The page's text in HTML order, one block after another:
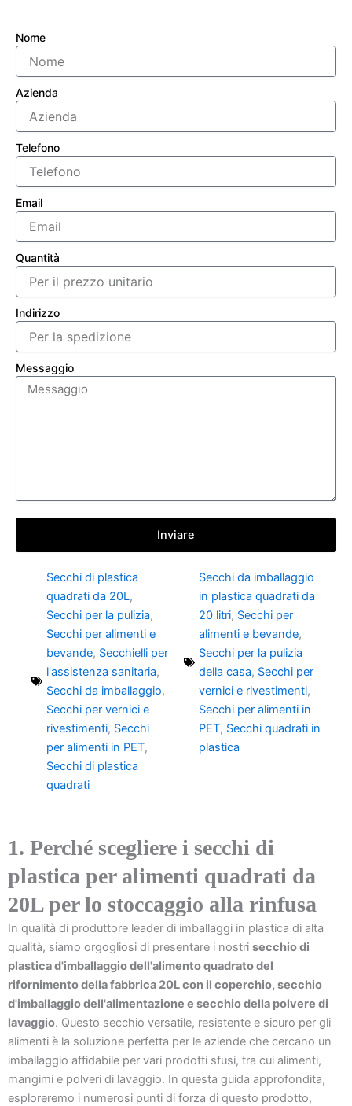
Nome
Azienda
Telefono
Email
Quantità
Indirizzo
Messaggio
Inviare
Secchi di plastica
quadrati da 20L,
Secchi per la pulizia,
Secchi per alimenti e
bevande, Secchielli per
l'assistenza sanitaria,
Secchi da imballaggio,
Secchi per vernici e
rivestimenti, Secchi
per alimenti in PET,
Secchi di plastica
quadrati
Secchi da imballaggio
in plastica quadrati da
20 litri, Secchi per
alimenti e bevande,
Secchi per la pulizia
della casa, Secchi per
vernici e rivestimenti,
Secchi per alimenti in
PET, Secchi quadrati in
plastica
1. Perché scegliere i secchi di
plastica per alimenti quadrati da
20L per lo stoccaggio alla rinfusa
In qualità di produttore leader di imballaggi in plastica di alta
qualità, siamo orgogliosi di presentare i nostri secchio di
plastica d'imballaggio dell'alimento quadrato del
rifornimento della fabbrica 20L con il coperchio, secchio
d'imballaggio dell'alimentazione e secchio della polvere di
lavaggio. Questo secchio versatile, resistente e sicuro per gli
alimenti è la soluzione perfetta per le aziende che cercano un
imballaggio affidabile per vari prodotti sfusi, tra cui alimenti,
mangimi e polveri di lavaggio. In questa guida approfondita,
esploreremo i numerosi punti di forza di questo prodotto,